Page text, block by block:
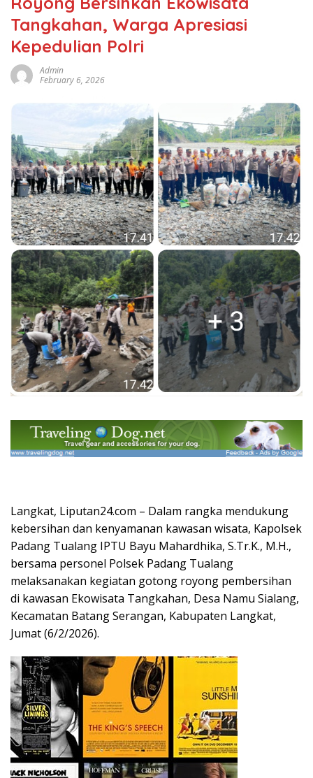
Tangkahan, Warga Apresiasi
Kepedulian Polri
Admin
February 6, 2026
Langkat, Liputan24.com – Dalam rangka mendukung
kebersihan dan kenyamanan kawasan wisata, Kapolsek
Padang Tualang IPTU Bayu Mahardhika, S.Tr.K., M.H.,
bersama personel Polsek Padang Tualang
melaksanakan kegiatan gotong royong pembersihan
di kawasan Ekowisata Tangkahan, Desa Namu Sialang,
Kecamatan Batang Serangan, Kabupaten Langkat,
Jumat (6/2/2026).